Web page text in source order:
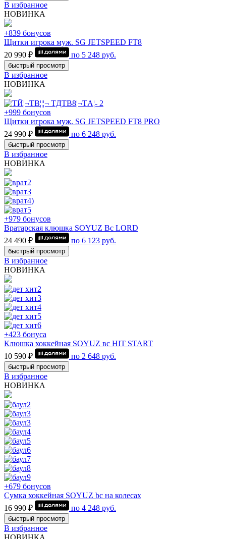
В избранное
НОВИНКА
+839 бонусов
Щитки игрока муж. SG JETSPEED FT8
20 990 ₽
по 5 248 руб.
быстрый просмотр
В избранное
НОВИНКА
+999 бонусов
Щитки игрока муж. SG JETSPEED FT8 PRO
24 990 ₽
по 6 248 руб.
быстрый просмотр
В избранное
НОВИНКА
+979 бонусов
Вратарская клюшка SOYUZ Bc LORD
24 490 ₽
по 6 123 руб.
быстрый просмотр
В избранное
НОВИНКА
+423 бонуса
Клюшка хоккейная SOYUZ вс HIT START
10 590 ₽
по 2 648 руб.
быстрый просмотр
В избранное
НОВИНКА
+679 бонусов
Сумка хоккейная SOYUZ bc на колесах
16 990 ₽
по 4 248 руб.
быстрый просмотр
В избранное